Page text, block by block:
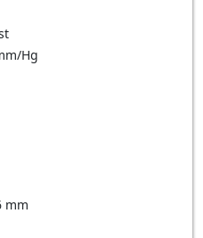
Hg
mm